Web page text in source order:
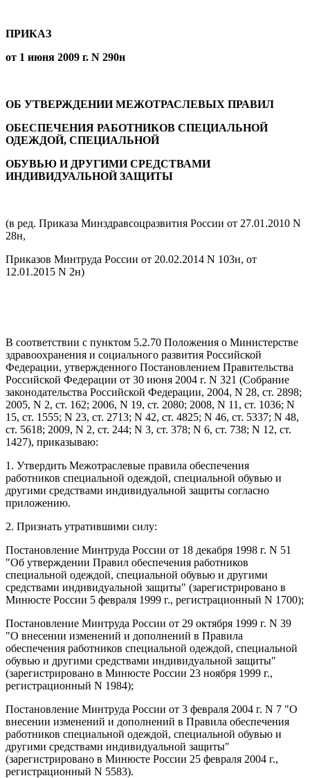
ПРИКАЗ
от 1 июня 2009 г. N 290н
ОБ УТВЕРЖДЕНИИ МЕЖОТРАСЛЕВЫХ ПРАВИЛ
ОБЕСПЕЧЕНИЯ РАБОТНИКОВ СПЕЦИАЛЬНОЙ
ОДЕЖДОЙ, СПЕЦИАЛЬНОЙ
ОБУВЬЮ И ДРУГИМИ СРЕДСТВАМИ
ИНДИВИДУАЛЬНОЙ ЗАЩИТЫ
(в ред. Приказа Минздравсоцразвития России от 27.01.2010 N
28н,
Приказов Минтруда России от 20.02.2014 N 103н, от
12.01.2015 N 2н)
В соответствии с пунктом 5.2.70 Положения о Министерстве
здравоохранения и социального развития Российской
Федерации, утвержденного Постановлением Правительства
Российской Федерации от 30 июня 2004 г. N 321 (Собрание
законодательства Российской Федерации, 2004, N 28, ст. 2898;
2005, N 2, ст. 162; 2006, N 19, ст. 2080; 2008, N 11, ст. 1036; N
15, ст. 1555; N 23, ст. 2713; N 42, ст. 4825; N 46, ст. 5337; N 48,
ст. 5618; 2009, N 2, ст. 244; N 3, ст. 378; N 6, ст. 738; N 12, ст.
1427), приказываю:
1. Утвердить Межотраслевые правила обеспечения
работников специальной одеждой, специальной обувью и
другими средствами индивидуальной защиты согласно
приложению.
2. Признать утратившими силу:
Постановление Минтруда России от 18 декабря 1998 г. N 51
"Об утверждении Правил обеспечения работников
специальной одеждой, специальной обувью и другими
средствами индивидуальной защиты" (зарегистрировано в
Минюсте России 5 февраля 1999 г., регистрационный N 1700);
Постановление Минтруда России от 29 октября 1999 г. N 39
"О внесении изменений и дополнений в Правила
обеспечения работников специальной одеждой, специальной
обувью и другими средствами индивидуальной защиты"
(зарегистрировано в Минюсте России 23 ноября 1999 г.,
регистрационный N 1984);
Постановление Минтруда России от 3 февраля 2004 г. N 7 "О
внесении изменений и дополнений в Правила обеспечения
работников специальной одеждой, специальной обувью и
другими средствами индивидуальной защиты"
(зарегистрировано в Минюсте России 25 февраля 2004 г.,
регистрационный N 5583).